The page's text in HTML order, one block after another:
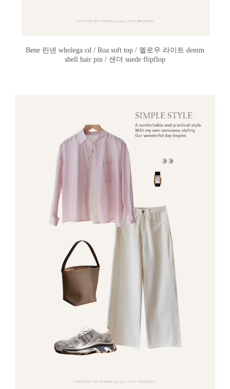
Bene 린넨 wholega cd / Roa soft top / 멜로우 라이트 denim
shell hair pin / 샌더 suede flipflop